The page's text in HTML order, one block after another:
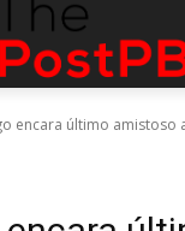
encara último amistoso